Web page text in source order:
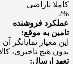
کاملا ناراضی
2%
عملکرد فروشنده
تامین به موقع:
این معیار
بدون هیچ تاخیری،
تعهد ارسال: